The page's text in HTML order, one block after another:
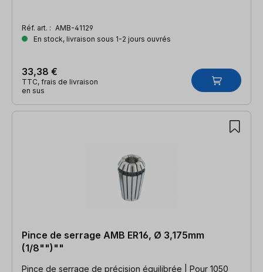
Réf. art. : AMB-41129
En stock, livraison sous 1-2 jours ouvrés
33,38 €
TTC, frais de livraison
en sus
Pince de serrage AMB ER16, Ø 3,175mm
(1/8"")""
Pince de serrage de précision équilibrée | Pour 1050